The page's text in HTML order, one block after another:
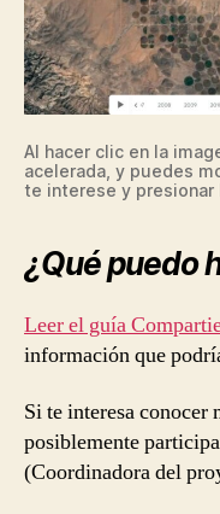
Al hacer clic en la
acelerada, y puedes
te interese y presionar
¿Qué puedo
Leer el guía
información que
Si te interesa
posiblemente
(Coordinadora del